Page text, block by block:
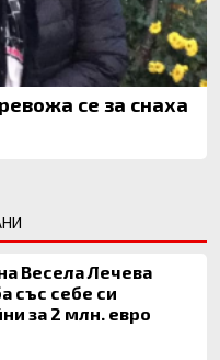
се за снаха
Весела Лечева
със себе си
за 2 млн. евро